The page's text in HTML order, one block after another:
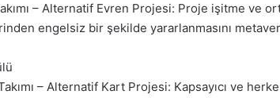
– Alternatif Evren Projesi: Proje işitme ve
engelsiz bir şekilde yararlanmasını
– Alternatif Kart Projesi: Kapsayıcı ve